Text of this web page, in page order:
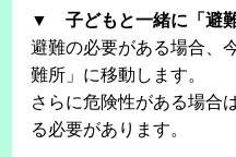
▼ 子どもと一緒に「避
避難の必要がある場合、
難所」に移動します。
さらに危険性がある場合
る必要があります。